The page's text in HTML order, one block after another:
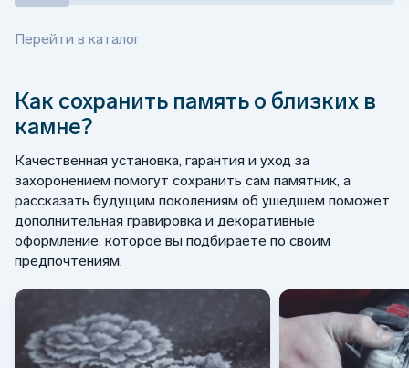
Перейти в каталог
Как сохранить память о близких в
камне?
Качественная установка, гарантия и уход за
захоронением помогут сохранить сам памятник, а
рассказать будущим поколениям об ушедшем поможет
дополнительная гравировка и декоративные
оформление, которое вы подбираете по своим
предпочтениям.